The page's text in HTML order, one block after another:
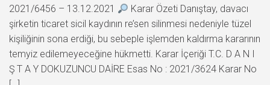
2021/6456 – 13.12.2021
Karar Özeti Danıştay, davacı
şirketin ticaret sicil kaydının re’sen silinmesi nedeniyle tüzel
kişiliğinin sona erdiği, bu sebeple işlemden kaldırma kararının
temyiz edilemeyeceğine hükmetti. Karar İçeriği T.C. D A N I
Ş T A Y DOKUZUNCU DAİRE Esas No : 2021/3624 Karar No